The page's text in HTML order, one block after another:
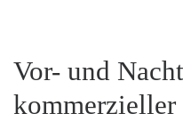
Vor- und